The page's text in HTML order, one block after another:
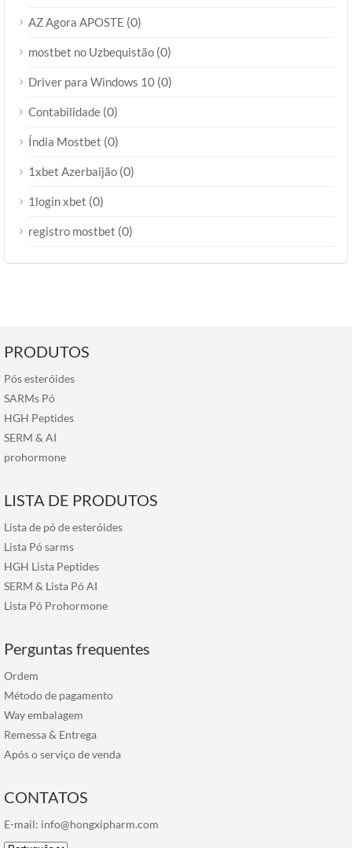
AZ Agora APOSTE (0)
mostbet no Uzbequistão (0)
Driver para Windows 10 (0)
Contabilidade (0)
Índia Mostbet (0)
1xbet Azerbaijão (0)
1login xbet (0)
registro mostbet (0)
PRODUTOS
Pós esteróides
SARMs Pó
HGH Peptides
SERM & AI
prohormone
LISTA DE PRODUTOS
Lista de pó de esteróides
Lista Pó sarms
HGH Lista Peptides
SERM & Lista Pó AI
Lista Pó Prohormone
Perguntas frequentes
Ordem
Método de pagamento
Way embalagem
Remessa & Entrega
Após o serviço de venda
CONTATOS
E-mail: info@hongxipharm.com